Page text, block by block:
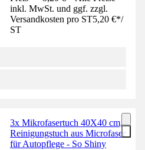
inkl. MwSt. und ggf. zzgl.
Versandkosten pro ST5,20 €*/
ST
3x Mikrofasertuch 40X40 cm,
Reinigungstuch aus Microfaser
für Autopflege - So Shiny